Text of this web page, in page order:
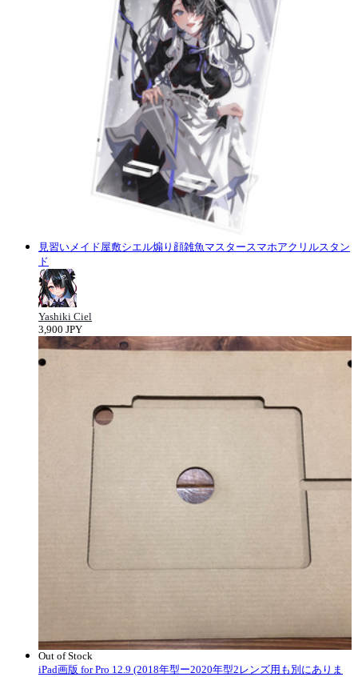
見習いメイド屋敷シエル煽り顔雑魚マスタースマホアクリルスタン
ド
Yashiki Ciel
3,900 JPY
Out of Stock
iPad画版 for Pro 12.9 (2018年型ー2020年型2レンズ用も別にありま